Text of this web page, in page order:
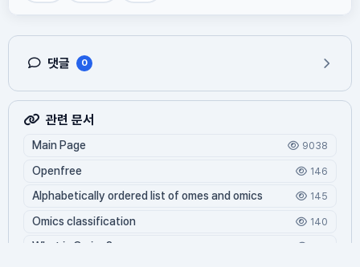
댓글 0
관련 문서
Main Page 9038
Openfree 146
Alphabetically ordered list of omes and omics 145
Omics classification 140
What is Oming?